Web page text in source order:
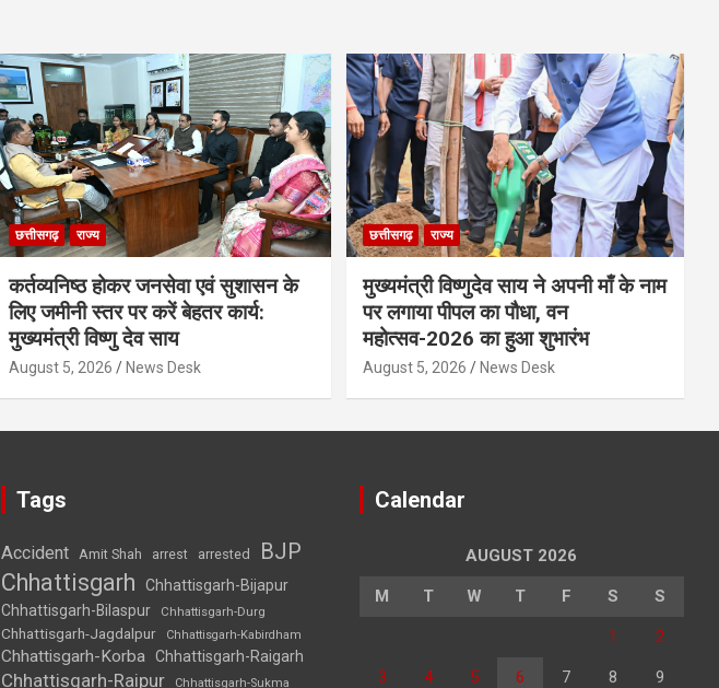
छत्तीसगढ़ राज्य
कर्तव्यनिष्ठ होकर जनसेवा एवं सुशासन के
लिए जमीनी स्तर पर करें बेहतर कार्य:
मुख्यमंत्री विष्णु देव साय
August 5, 2026 News Desk
छत्तीसगढ़ राज्य
मुख्यमंत्री विष्णुदेव साय ने अपनी माँ के नाम
पर लगाया पीपल का पौधा, वन
महोत्सव-2026 का हुआ शुभारंभ
August 5, 2026 News Desk
Tags
Accident Amit Shah arrest arrested BJP
Chhattisgarh
Chhattisgarh-Bijapur
Chhattisgarh-Bilaspur
Chhattisgarh-Durg
Chhattisgarh-Jagdalpur Chhattisgarh-Kabirdham
Chhattisgarh-Korba Chhattisgarh-Raigarh
Chhattisgarh-Raipur
Chhattisgarh-Sukma
Calendar
AUGUST 2026
M T W T F S S
1 2
3 4 5 6 7 8 9